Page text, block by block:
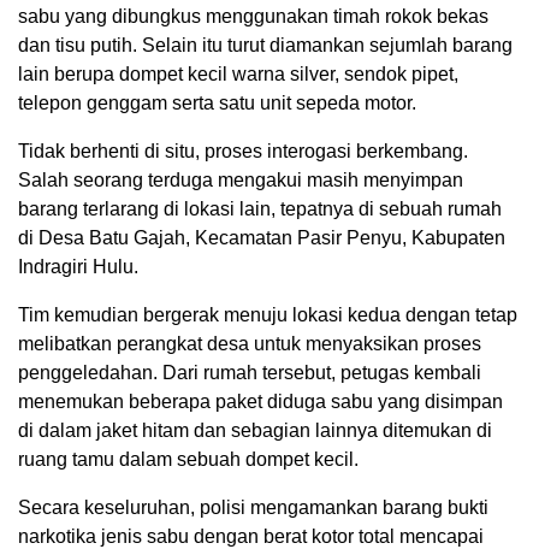
sabu yang dibungkus menggunakan timah rokok bekas
dan tisu putih. Selain itu turut diamankan sejumlah barang
lain berupa dompet kecil warna silver, sendok pipet,
telepon genggam serta satu unit sepeda motor.
Tidak berhenti di situ, proses interogasi berkembang.
Salah seorang terduga mengakui masih menyimpan
barang terlarang di lokasi lain, tepatnya di sebuah rumah
di Desa Batu Gajah, Kecamatan Pasir Penyu, Kabupaten
Indragiri Hulu.
Tim kemudian bergerak menuju lokasi kedua dengan tetap
melibatkan perangkat desa untuk menyaksikan proses
penggeledahan. Dari rumah tersebut, petugas kembali
menemukan beberapa paket diduga sabu yang disimpan
di dalam jaket hitam dan sebagian lainnya ditemukan di
ruang tamu dalam sebuah dompet kecil.
Secara keseluruhan, polisi mengamankan barang bukti
narkotika jenis sabu dengan berat kotor total mencapai